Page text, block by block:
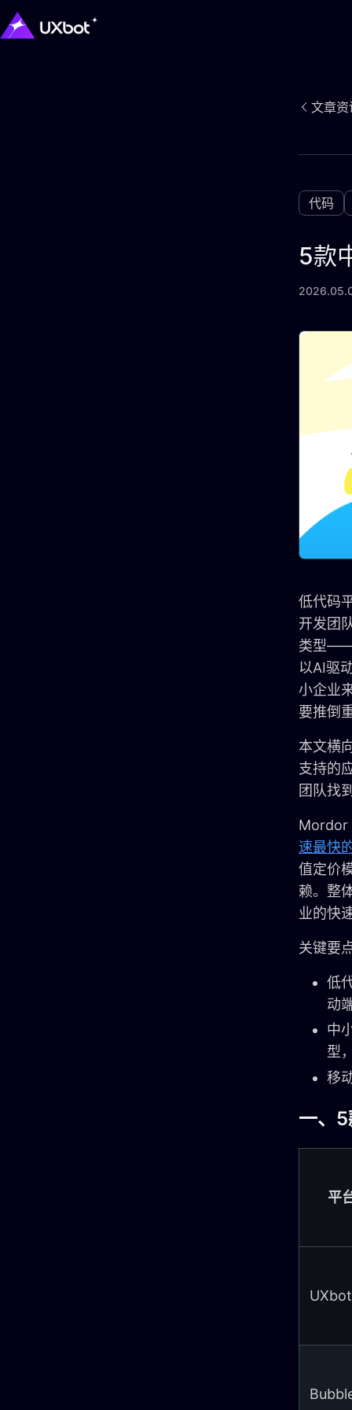
文章资
代码
5款
低代码
开发团
类型——
以AI驱
小企业
要推倒
本文横
支持的
团队找
Mordor
速最快
值定价
赖。整
业的快
关键要
低
动
中
型
移
一、
平
UXbot